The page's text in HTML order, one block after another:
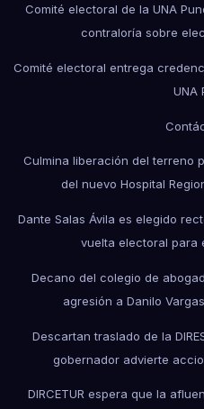
Comité electoral de la UNA
contraloría sobre
Comité electoral entrega
UNA
Culmina liberación del terreno
del nuevo Hospital
Dante Salas Ávila es elegido
vuelta electoral para
Decano del colegio de
agresión a Danilo
Descartan traslado de la
gobernador advierte
DIRCETUR espera que la